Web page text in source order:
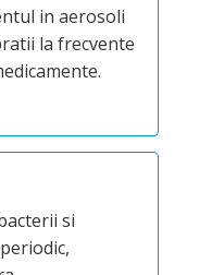
in aerosoli
la frecvente
si